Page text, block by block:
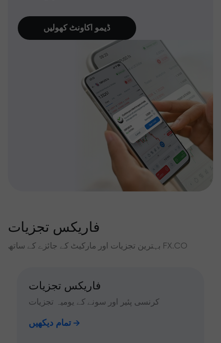
ڈیمو اکاونٹ کھولیں
فاریکس تجزیات
بہترین تجزیات اور مارکیٹ کے جائزے کے ساتھ FX.CO
فاریکس تجزیات
کرنسی پئیر اور سونے کے یومیہ تجزیات
تمام دیکھیں